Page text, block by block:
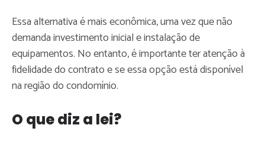
Essa alternativa é mais econômica, uma vez que não
demanda investimento inicial e instalação de
equipamentos. No entanto, é importante ter atenção à
fidelidade do contrato e se essa opção está disponível
na região do condomínio.
O que diz a lei?